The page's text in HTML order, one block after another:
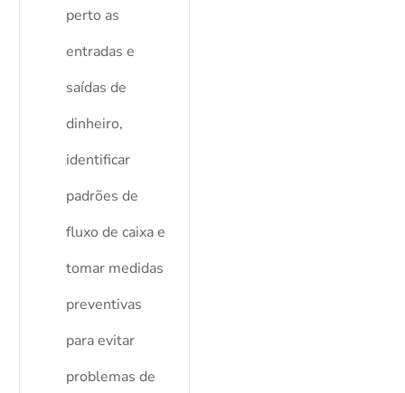
perto as
entradas e
saídas de
dinheiro,
identificar
padrões de
fluxo de caixa e
tomar medidas
preventivas
para evitar
problemas de